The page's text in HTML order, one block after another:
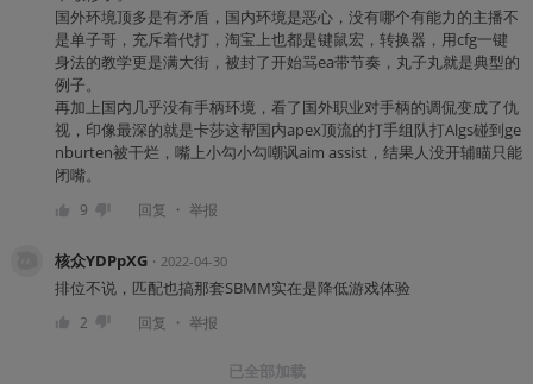
国外环境顶多是有矛盾，国内环境是恶心，没有哪个有能力的主播不
是单子哥，充斥着代打，淘宝上也都是键鼠宏，转换器，用cfg一键
身法的教学更是满大街，被封了开始骂ea带节奏，丸子丸就是典型的
例子。
再加上国内几乎没有手柄环境，看了国外职业对手柄的调侃变成了仇
视，印像最深的就是卡莎这帮国内apex顶流的打手组队打Algs碰到ge
nburten被干烂，嘴上小勾小勾嘲讽aim assist，结果人没开辅瞄只能
闭嘴。
9 回复 ・ 举报
核众YDPpXG・ 2022-04-30
排位不说，匹配也搞那套SBMM实在是降低游戏体验
2 回复 ・ 举报
已全部加载